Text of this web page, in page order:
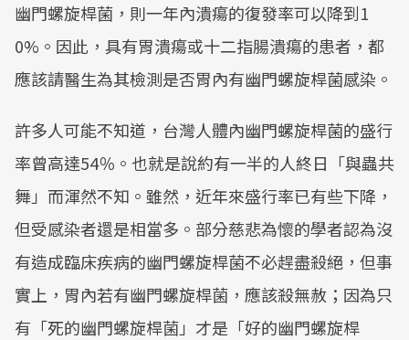
幽門螺旋桿菌，則一年內潰瘍的復發率可以降到1
0%。因此，具有胃潰瘍或十二指腸潰瘍的患者，都
應該請醫生為其檢測是否胃內有幽門螺旋桿菌感染。
許多人可能不知道，台灣人體內幽門螺旋桿菌的盛行
率曾高達54％。也就是說約有一半的人終日「與蟲共
舞」而渾然不知。雖然，近年來盛行率已有些下降，
但受感染者還是相當多。部分慈悲為懷的學者認為沒
有造成臨床疾病的幽門螺旋桿菌不必趕盡殺絕，但事
實上，胃內若有幽門螺旋桿菌，應該殺無赦；因為只
有「死的幽門螺旋桿菌」才是「好的幽門螺旋桿